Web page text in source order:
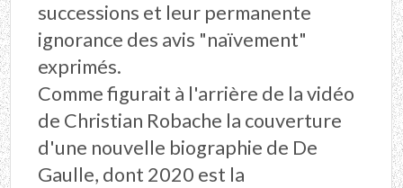
successions et leur permanente
ignorance des avis "naïvement"
exprimés.
Comme figurait à l'arrière de la vidéo
de Christian Robache la couverture
d'une nouvelle biographie de De
Gaulle, dont 2020 est la